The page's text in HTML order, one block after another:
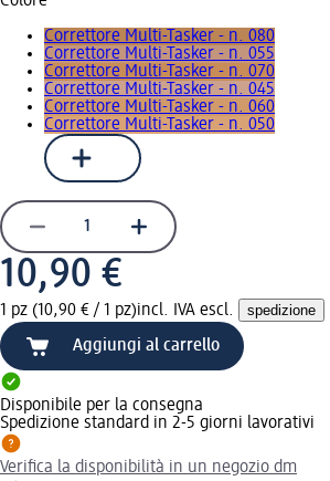
Correttore Multi-Tasker - n. 080
Correttore Multi-Tasker - n. 055
Correttore Multi-Tasker - n. 070
Correttore Multi-Tasker - n. 045
Correttore Multi-Tasker - n. 060
Correttore Multi-Tasker - n. 050
10,90 €
1 pz (10,90 € / 1 pz)incl. IVA escl. spedizione
Aggiungi al carrello
Disponibile per la consegna
Spedizione standard in 2-5 giorni lavorativi
Verifica la disponibilità in un negozio dm